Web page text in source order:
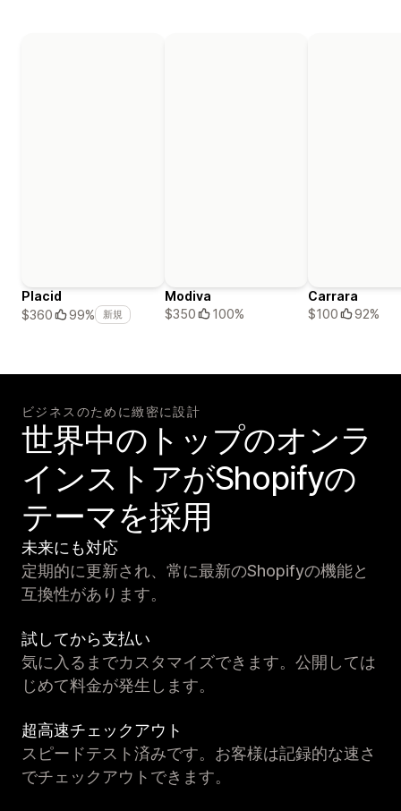
Placid
$360
99% 新規
Modiva
$350
100%
Carrara
$100
92%
ビジネスのために緻密に設計
世界中のトップのオンラ
インストアがShopifyの
テーマを採用
未来にも対応
定期的に更新され、常に最新のShopifyの機能と
互換性があります。
試してから支払い
気に入るまでカスタマイズできます。公開しては
じめて料金が発生します。
超高速チェックアウト
スピードテスト済みです。お客様は記録的な速さ
でチェックアウトできます。